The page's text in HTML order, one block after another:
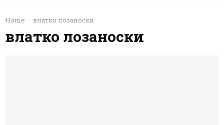
MENU
Home влатко лозаноски
влатко лозаноски